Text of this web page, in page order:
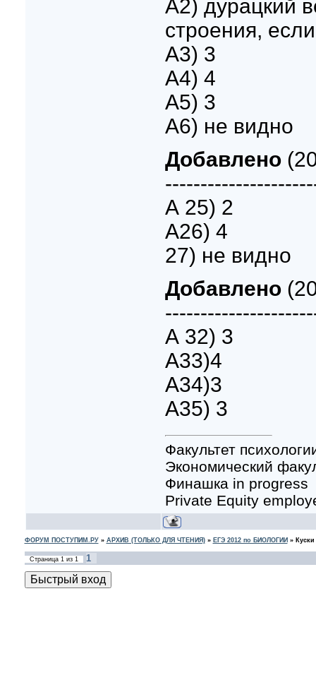
А2) дурацкий
строения,
А3) 3
А4) 4
А5) 3
А6) не видно
Добавлено
А 25) 2
А26) 4
27) не видно
Добавлено
А 32) 3
А33)4
А34)3
А35) 3
Факультет
Экономический
Финашка in progress
Private Equity
ФОРУМ ПОСТУПИМ.РУ» АРХИВ (ТОЛЬКО ДЛЯ ЧТЕНИЯ)» ЕГЭ 2012 по БИОЛОГИИ »
Страница 1из 1 1